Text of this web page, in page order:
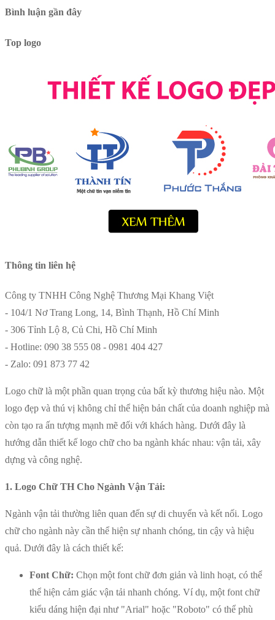
Bình luận gần đây
Top logo
Thông tin liên hệ
Công ty TNHH Công Nghệ Thương Mại Khang Việt
- 104/1 Nơ Trang Long, 14, Bình Thạnh, Hồ Chí Minh
- 306 Tỉnh Lộ 8, Củ Chi, Hồ Chí Minh
- Hotline: 090 38 555 08 - 0981 404 427
- Zalo: 091 873 77 42
Logo chữ là một phần quan trọng của bất kỳ thương hiệu nào. Một
logo đẹp và thú vị không chỉ thể hiện bản chất của doanh nghiệp mà
còn tạo ra ấn tượng mạnh mẽ đối với khách hàng. Dưới đây là
hướng dẫn thiết kế logo chữ cho ba ngành khác nhau: vận tải, xây
dựng và công nghệ.
1. Logo Chữ TH Cho Ngành Vận Tải:
Ngành vận tải thường liên quan đến sự di chuyển và kết nối. Logo
chữ cho ngành này cần thể hiện sự nhanh chóng, tin cậy và hiệu
quả. Dưới đây là cách thiết kế:
Font Chữ: Chọn một font chữ đơn giản và linh hoạt, có thể
thể hiện cảm giác vận tải nhanh chóng. Ví dụ, một font chữ
kiểu dáng hiện đại như "Arial" hoặc "Roboto" có thể phù